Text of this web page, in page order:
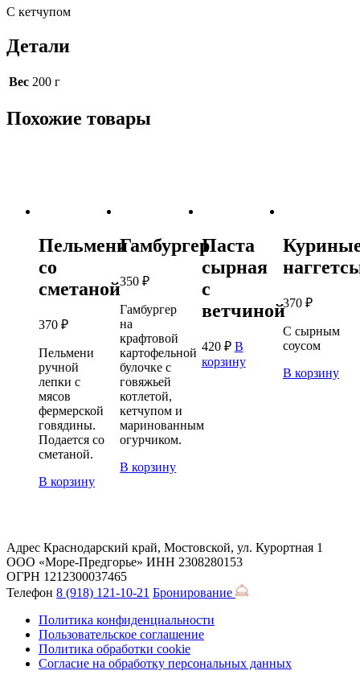
С кетчупом
Детали
Вес 200 г
Похожие товары
Пельмени
со
сметаной
370 ₽
Пельмени
ручной
лепки с
мясов
фермерской
говядины.
Подается со
сметаной.
В корзину
Гамбургер
350₽
Гамбургер
на
крафтовой
картофельной
булочке с
говяжьей
котлетой,
кетчупом и
маринованным
огурчиком.
В корзину
Паста
сырная
с
ветчиной
420 ₽ В
корзину
370 ₽
С сырным
соусом
В корзину
Адрес Краснодарский край, Мостовской, ул. Курортная 1
ООО «Море-Предгорье» ИНН 2308280153
ОГРН 1212300037465
Телефон 8 (918) 121-10-21 Бронирование
Политика конфиденциальности
Пользовательское соглашение
Политика обработки cookie
Согласие на обработку персональных данных